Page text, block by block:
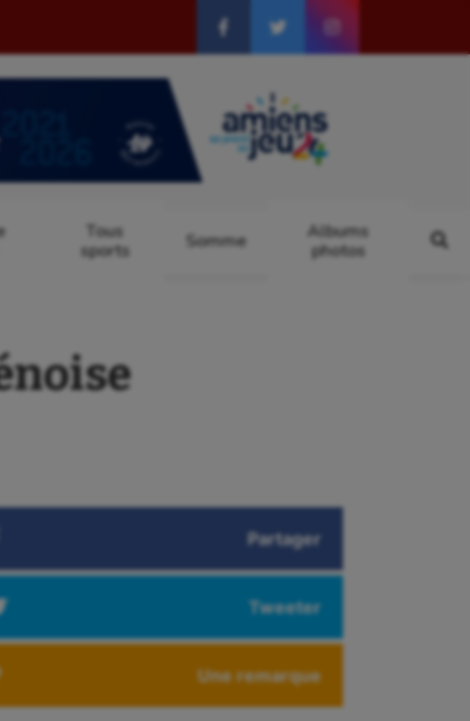
Tous
sports
Somme
Albums
photos
Partager
Tweeter
Une remarque